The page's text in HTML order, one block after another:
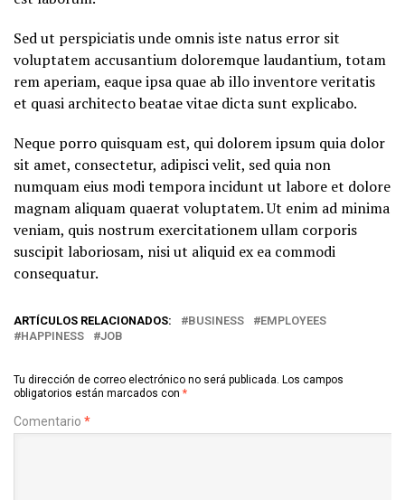
Sed ut perspiciatis unde omnis iste natus error sit
voluptatem accusantium doloremque laudantium, totam
rem aperiam, eaque ipsa quae ab illo inventore veritatis
et quasi architecto beatae vitae dicta sunt explicabo.
Neque porro quisquam est, qui dolorem ipsum quia dolor
sit amet, consectetur, adipisci velit, sed quia non
numquam eius modi tempora incidunt ut labore et dolore
magnam aliquam quaerat voluptatem. Ut enim ad minima
veniam, quis nostrum exercitationem ullam corporis
suscipit laboriosam, nisi ut aliquid ex ea commodi
consequatur.
ARTÍCULOS RELACIONADOS: BUSINESS
EMPLOYEES
HAPPINESS
JOB
Tu dirección de correo electrónico no será publicada. Los campos
obligatorios están marcados con *
Comentario *